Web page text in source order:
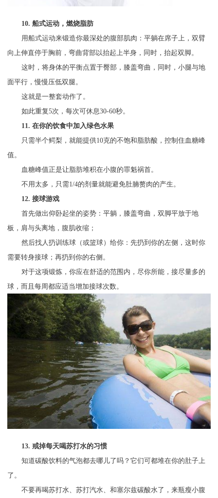
10. 船式运动，燃烧脂肪
用船式运动来锻造你最深处的腹部肌肉：平躺在席子上，双臂
向上伸直停于胸前，弯曲背部以抬起上半身，同时，抬起双脚。
这时，将身体的平衡点置于臀部，膝盖弯曲，同时，小腿与地
面平行，慢慢压低双腿。
这就是一整套动作了。
如此重复5次，每次可休息30-60秒。
11. 在你的饮食中加入绿色水果
只需半个鳄梨，就能提供10克的不饱和脂肪酸，控制住血糖峰
值。
血糖峰值正是让脂肪堆积在小腹的罪魁祸首。
不用太多，只需1/4的剂量就能避免肚腩赘肉的产生。
12. 接球游戏
首先做出仰卧起坐的姿势：平躺，膝盖弯曲，双脚平放于地
板，肩与头离地，腹肌收缩；
然后找人扔训练球（或篮球）给你：先扔到你的左侧，这时你
需要转身接球；再扔到你的右侧。
对于这项锻炼，你应在舒适的范围内，尽你所能，接尽量多的
球，而且每周都应适当增加接球次数。
13. 戒掉每天喝苏打水的习惯
知道碳酸饮料的气泡都去哪儿了吗？它们可都堆在你的肚子上
了。
不要再喝苏打水、苏打汽水、和塞尔兹碳酸水了，来瓶瘦小腹